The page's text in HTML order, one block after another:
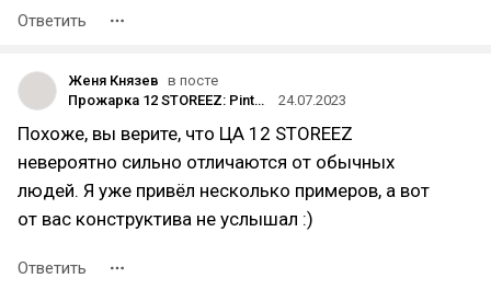
Ответить
Женя Князев в посте
Прожарка 12 STOREEZ: Pinterest с ценами или интернет-магазин?
24.07.2023
Похоже, вы верите, что ЦА 12 STOREEZ
невероятно сильно отличаются от обычных
людей. Я уже привёл несколько примеров, а вот
от вас конструктива не услышал :)
Ответить